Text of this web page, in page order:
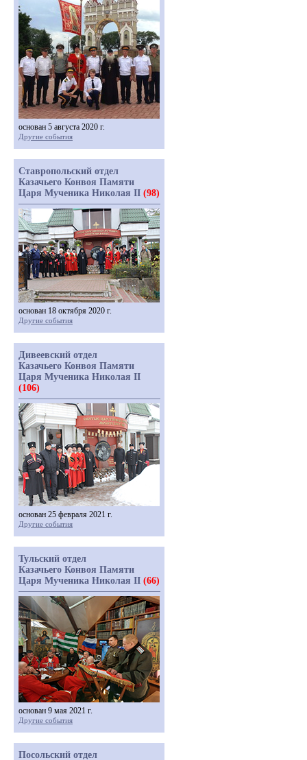
основан 5 августа 2020 г.
Другие события
Ставропольский отдел
Казачьего Конвоя Памяти
Царя Мученика Николая II (98)
основан 18 октября 2020 г.
Другие события
Дивеевский отдел
Казачьего Конвоя Памяти
Царя Мученика Николая II
(106)
основан 25 февраля 2021 г.
Другие события
Тульский отдел
Казачьего Конвоя Памяти
Царя Мученика Николая II (66)
основан 9 мая 2021 г.
Другие события
Посольский отдел